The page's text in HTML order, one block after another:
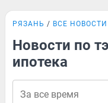
РЯЗАНЬ ВСЕ НОВОСТИ
Новости по
ипотека